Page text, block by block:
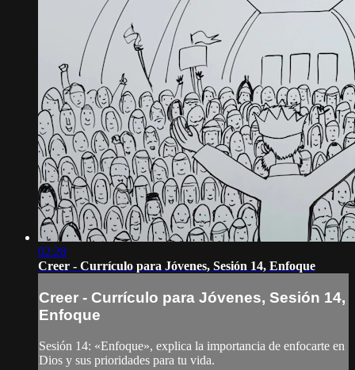
02:28
Creer - Currículo para Jóvenes, Sesión 14, Enfoque
Creer - Currículo para Jóvenes, Sesión 14,
Enfoque
Sesión 14: «Enfoque», explica la importancia de enfocarte en
Dios y sus prioridades para tu vida.